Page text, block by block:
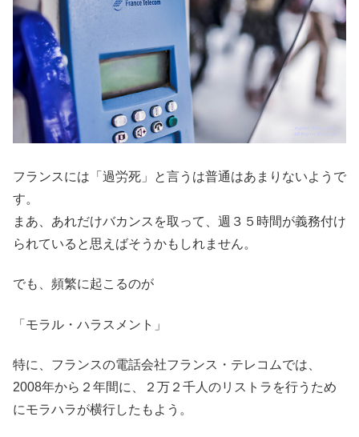
フランスには「過労死」と言うは普通はあまりないようで
す。
まあ、あれだけバカンスを取って、週３５時間が義務付け
られていると思えばそうかもしれません。
でも、頻繁に起こるのが
「モラル・ハラスメント」
特に、フランスの電話会社フランス・テレコムでは、
2008年から２年間に、２万２千人のリストラを行うため
にモラハラが横行したもよう。